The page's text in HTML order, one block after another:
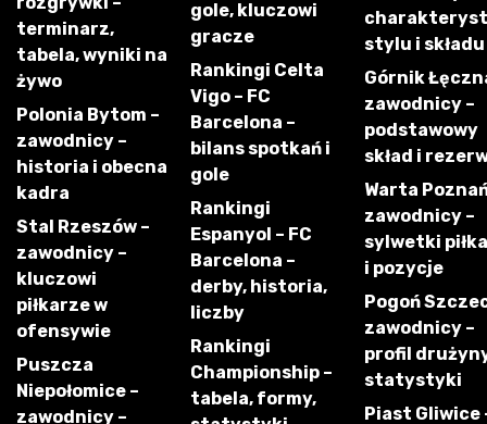
terminarz,
tabela, wyniki na
żywo
Polonia Bytom –
zawodnicy –
historia i obecna
kadra
Stal Rzeszów –
zawodnicy –
kluczowi
piłkarze w
ofensywie
Puszcza
Niepołomice –
zawodnicy –
gole, kluczowi
gracze
Rankingi Celta
Vigo – FC
Barcelona –
bilans spotkań i
gole
Rankingi
Espanyol – FC
Barcelona –
derby, historia,
liczby
Rankingi
Championship –
tabela, formy,
stylu i składu
Górnik
zawodnicy –
podstawowy
skład i
Warta
zawodnicy –
sylwetki
i pozycje
Pogoń
zawodnicy –
profil
statystyki
Piast Gliwice